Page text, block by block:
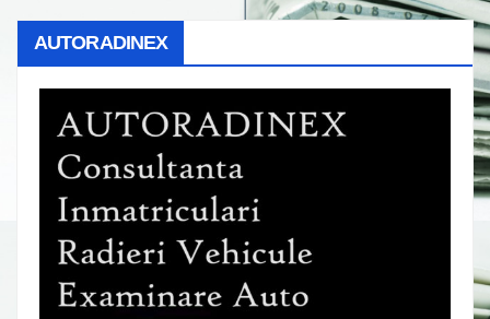
AUTORADINEX